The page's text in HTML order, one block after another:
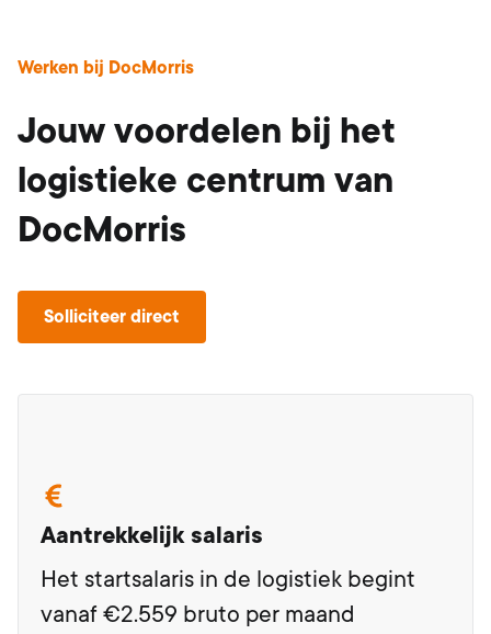
Werken bij DocMorris
Jouw voordelen bij het
logistieke centrum van
DocMorris
Solliciteer direct
Aantrekkelijk salaris
Het startsalaris in de logistiek begint
vanaf €2.559 bruto per maand